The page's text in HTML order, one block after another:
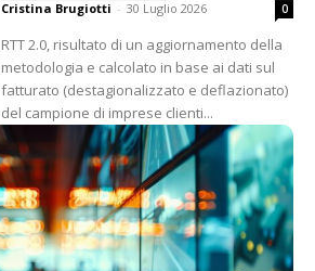
Cristina Brugiotti - 30 Luglio 2026 0
RTT 2.0, risultato di un aggiornamento della
metodologia e calcolato in base ai dati sul
fatturato (destagionalizzato e deflazionato)
del campione di imprese clienti...